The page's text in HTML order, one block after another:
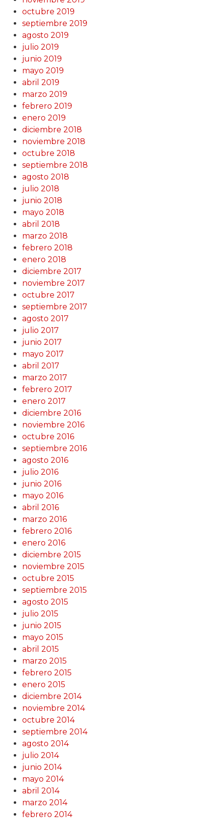
octubre 2019
septiembre 2019
agosto 2019
julio 2019
junio 2019
mayo 2019
abril 2019
marzo 2019
febrero 2019
enero 2019
diciembre 2018
noviembre 2018
octubre 2018
septiembre 2018
agosto 2018
julio 2018
junio 2018
mayo 2018
abril 2018
marzo 2018
febrero 2018
enero 2018
diciembre 2017
noviembre 2017
octubre 2017
septiembre 2017
agosto 2017
julio 2017
junio 2017
mayo 2017
abril 2017
marzo 2017
febrero 2017
enero 2017
diciembre 2016
noviembre 2016
octubre 2016
septiembre 2016
agosto 2016
julio 2016
junio 2016
mayo 2016
abril 2016
marzo 2016
febrero 2016
enero 2016
diciembre 2015
noviembre 2015
octubre 2015
septiembre 2015
agosto 2015
julio 2015
junio 2015
mayo 2015
abril 2015
marzo 2015
febrero 2015
enero 2015
diciembre 2014
noviembre 2014
octubre 2014
septiembre 2014
agosto 2014
julio 2014
junio 2014
mayo 2014
abril 2014
marzo 2014
febrero 2014